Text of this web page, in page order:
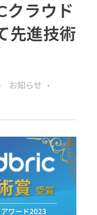
クラウド
先進技術
お知らせ